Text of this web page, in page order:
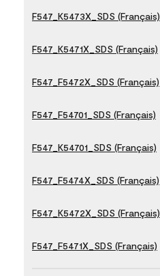
F547_K5473X_SDS (Français)
F547_K5471X_SDS (Français)
F547_F5472X_SDS (Français)
F547_F54701_SDS (Français)
F547_K54701_SDS (Français)
F547_F5474X_SDS (Français)
F547_K5472X_SDS (Français)
F547_F5471X_SDS (Français)